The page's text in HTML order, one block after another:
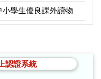
小學生優良課外讀物
認證系統